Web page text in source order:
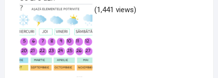
(1,441 views)